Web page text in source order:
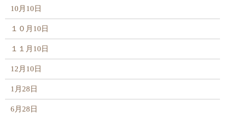
10月10日
１０月10日
１１月10日
12月10日
1月28日
6月28日